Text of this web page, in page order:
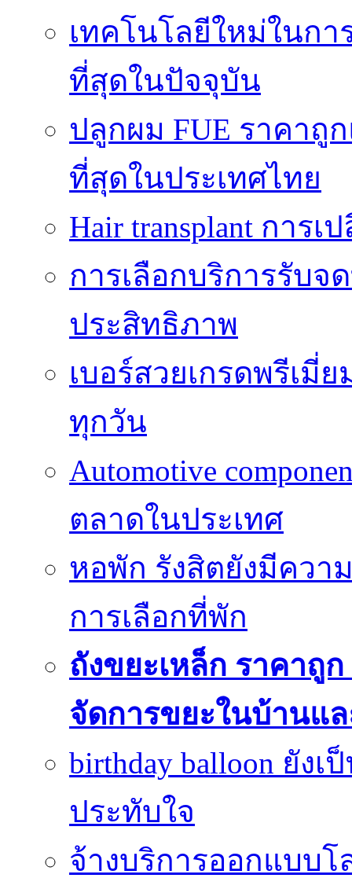
เทคโนโลยีใหม่ในก
ที่สุดในปัจจุบัน
ปลูกผม FUE ราคาถู
ที่สุดในประเทศไทย
Hair transplant กา
การเลือกบริการรับ
ประสิทธิภาพ
เบอร์สวยเกรดพรีเมี่
ทุกวัน
Automotive
ตลาดในประเทศ
หอพัก รังสิตยังมีควา
การเลือกที่พัก
ถังขยะเหล็ก ราคาถู
จัดการขยะในบ้านแ
birthday balloon ยัง
ประทับใจ
จ้างบริการออกแบบโ